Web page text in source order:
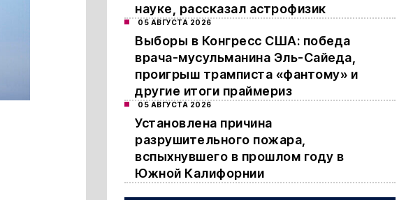
науке, рассказал астрофизик
05 АВГУСТА 2026
Выборы в Конгресс США: победа
врача-мусульманина Эль-Сайеда,
проигрыш трамписта «фантому» и
другие итоги праймериз
05 АВГУСТА 2026
Установлена причина
разрушительного пожара,
вспыхнувшего в прошлом году в
Южной Калифорнии